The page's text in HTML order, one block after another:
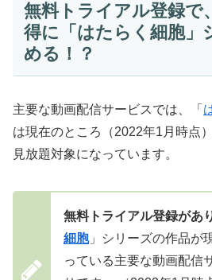
無料トライアル登録で
得に「はたらく細胞」
める！？
主要な動画配信サービスでは、「
は現在のところ（2022年1月時点
見放題対象になっています。
無料トライアル登録があ
細胞」シリーズの作品が
っている主要な動画配信